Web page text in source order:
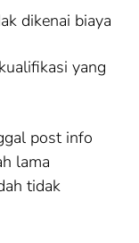
dikenai biaya
yang
post info
lama
tidak